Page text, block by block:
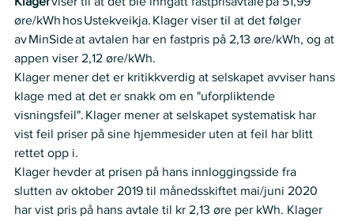
øre/kWh hos Ustekveikja. Klager viser til at det følger
av MinSide at avtalen har en fastpris på 2,13 øre/kWh, og at
appen viser 2,12 øre/kWh.
Klager mener det er kritikkverdig at selskapet avviser hans
klage med at det er snakk om en "uforpliktende
visningsfeil". Klager mener at selskapet systematisk har
vist feil priser på sine hjemmesider uten at feil har blitt
rettet opp i.
Klager hevder at prisen på hans innloggingsside fra
slutten av oktober 2019 til månedsskiftet mai/juni 2020
har vist pris på hans avtale til kr 2,13 øre per kWh. Klager